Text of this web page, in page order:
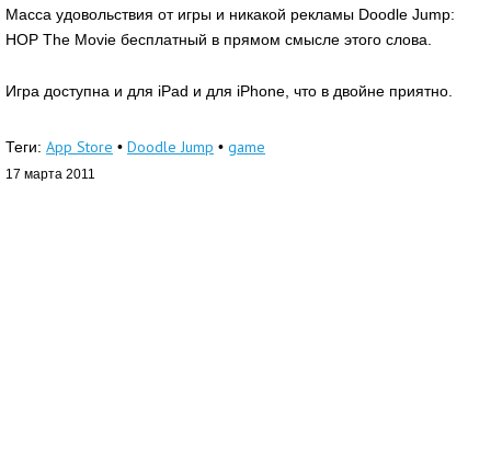
Масса удовольствия от игры и никакой рекламы Doodle Jump:
HOP The Movie бесплатный в прямом смысле этого слова.
Игра доступна и для iPad и для iPhone, что в двойне приятно.
Теги: App Store • Doodle Jump • game
17 марта 2011